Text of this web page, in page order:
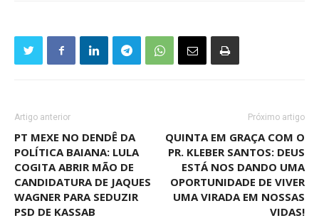
Artigo anterior
PT MEXE NO DENDÊ DA
POLÍTICA BAIANA: LULA
COGITA ABRIR MÃO DE
CANDIDATURA DE JAQUES
WAGNER PARA SEDUZIR
PSD DE KASSAB
Próximo artigo
QUINTA EM GRAÇA COM O
PR. KLEBER SANTOS: DEUS
ESTÁ NOS DANDO UMA
OPORTUNIDADE DE VIVER
UMA VIRADA EM NOSSAS
VIDAS!